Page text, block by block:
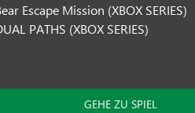
Escape Mission (XBOX SERIES)
PATHS (XBOX SERIES)
GEHE ZU SPIEL